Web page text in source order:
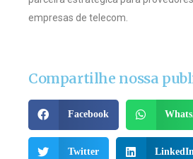
empresas de telecom.
Compartilhe nossa
Facebook
Twitter